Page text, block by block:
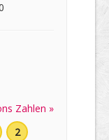
Zahlen »
2